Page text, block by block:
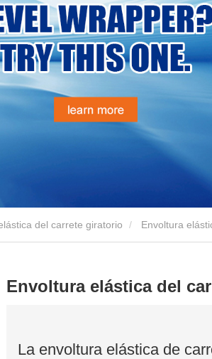
del carrete giratorio Envoltura
Envoltura elástica del
La envoltura elástica de